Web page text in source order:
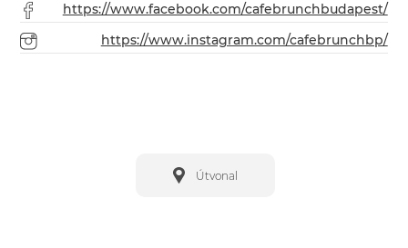
https://www.facebook.com/cafebrunchbudapest/
https://www.instagram.com/cafebrunchbp/
Útvonal